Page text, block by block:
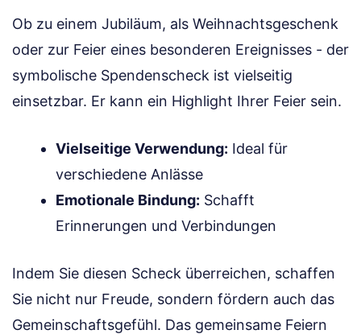
Ob zu einem Jubiläum, als Weihnachtsgeschenk
oder zur Feier eines besonderen Ereignisses - der
symbolische Spendenscheck ist vielseitig
einsetzbar. Er kann ein Highlight Ihrer Feier sein.
Vielseitige Verwendung: Ideal für
verschiedene Anlässe
Emotionale Bindung: Schafft
Erinnerungen und Verbindungen
Indem Sie diesen Scheck überreichen, schaffen
Sie nicht nur Freude, sondern fördern auch das
Gemeinschaftsgefühl. Das gemeinsame Feiern